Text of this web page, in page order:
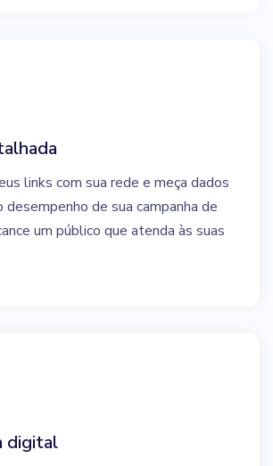
links com sua rede e meça dados
desempenho de sua campanha de
um público que atenda às suas
digital